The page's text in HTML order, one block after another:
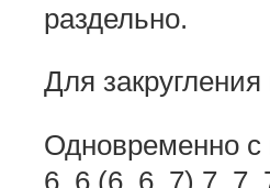
раздельно.
Для
Одновременно с
6, 6 (6, 6, 7) 7, 7,